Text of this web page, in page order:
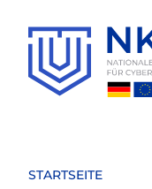
zum
Inhalt
STARTSEITE